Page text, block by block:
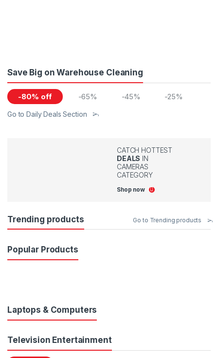
Save Big on Warehouse Cleaning
-80% off -65% -45% -25%
Go to Daily Deals Section
CATCH HOTTEST
DEALS IN
CAMERAS
CATEGORY
Shop now
Trending products Go to Trending products
Popular Products
Laptops & Computers
Television Entertainment